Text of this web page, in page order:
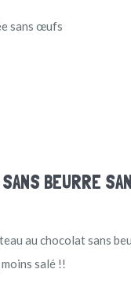
sans œufs
BEURRE
au chocolat sans
salé !!